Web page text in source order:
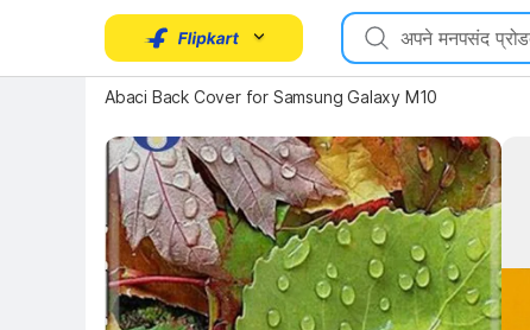
Abaci Back Cover for Samsung Galaxy M10